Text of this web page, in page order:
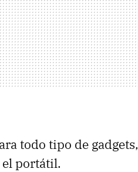
todo tipo de gadgets,
el portátil.